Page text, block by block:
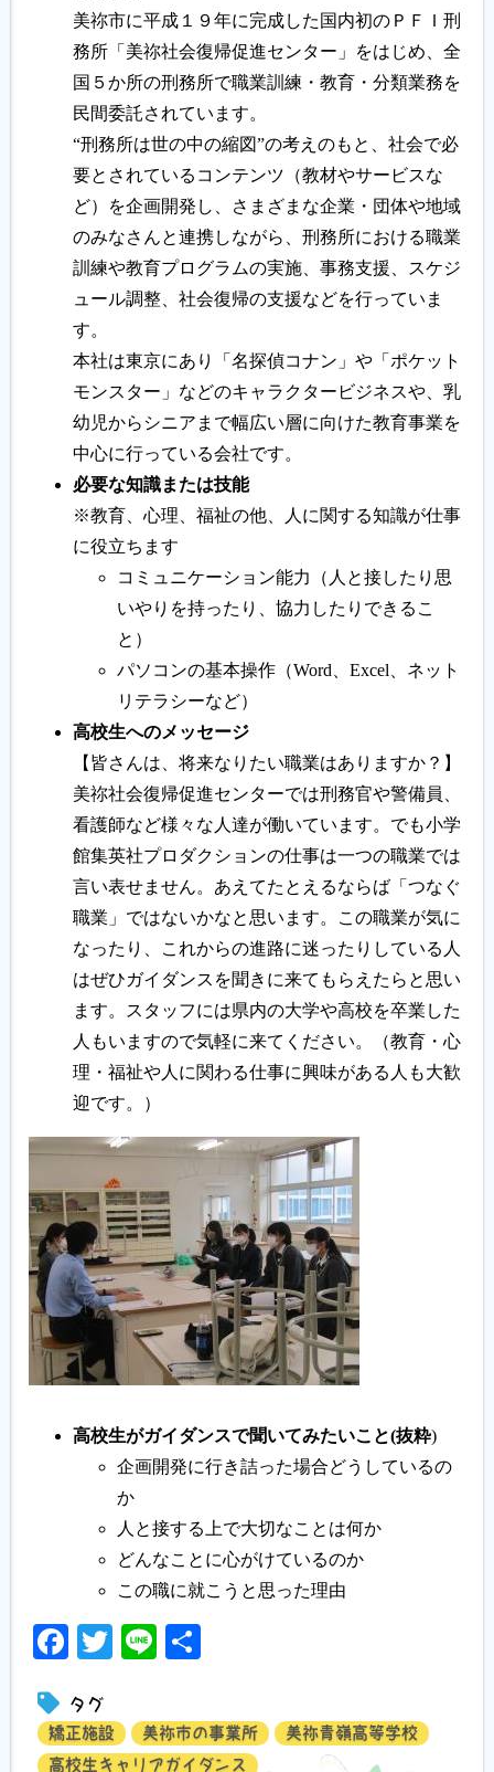
美祢市に平成１９年に完成した国内初のＰＦＩ刑
務所「美祢社会復帰促進センター」をはじめ、全
国５か所の刑務所で職業訓練・教育・分類業務を
民間委託されています。
“刑務所は世の中の縮図”の考えのもと、社会で必
要とされているコンテンツ（教材やサービスな
ど）を企画開発し、さまざまな企業・団体や地域
のみなさんと連携しながら、刑務所における職業
訓練や教育プログラムの実施、事務支援、スケジ
ュール調整、社会復帰の支援などを行っていま
す。
本社は東京にあり「名探偵コナン」や「ポケット
モンスター」などのキャラクタービジネスや、乳
幼児からシニアまで幅広い層に向けた教育事業を
中心に行っている会社です。
必要な知識または技能
※教育、心理、福祉の他、人に関する知識が仕事
に役立ちます
コミュニケーション能力（人と接したり思
いやりを持ったり、協力したりできるこ
と）
パソコンの基本操作（Word、Excel、ネット
リテラシーなど）
高校生へのメッセージ
【皆さんは、将来なりたい職業はありますか？】
美祢社会復帰促進センターでは刑務官や警備員、
看護師など様々な人達が働いています。でも小学
館集英社プロダクションの仕事は一つの職業では
言い表せません。あえてたとえるならば「つなぐ
職業」ではないかなと思います。この職業が気に
なったり、これからの進路に迷ったりしている人
はぜひガイダンスを聞きに来てもらえたらと思い
ます。スタッフには県内の大学や高校を卒業した
人もいますので気軽に来てください。（教育・心
理・福祉や人に関わる仕事に興味がある人も大歓
迎です。）
高校生がガイダンスで聞いてみたいこと(抜粋)
企画開発に行き詰った場合どうしているの
か
人と接する上で大切なことは何か
どんなことに心がけているのか
この職に就こうと思った理由
Facebook
Twitter
Line
タグ
矯正施設 美祢市の事業所
美祢青嶺高等学校
高校生キャリアガイダンス